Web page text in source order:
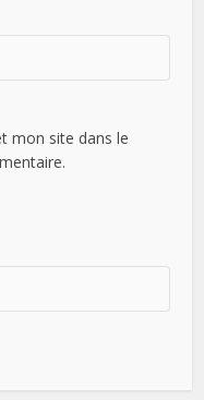
mon site dans le